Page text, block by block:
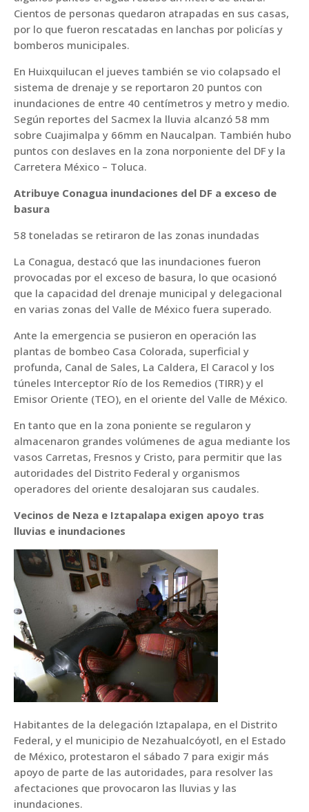
Cientos de personas quedaron atrapadas en sus casas,
por lo que fueron rescatadas en lanchas por policías y
bomberos municipales.
En Huixquilucan el jueves también se vio colapsado el
sistema de drenaje y se reportaron 20 puntos con
inundaciones de entre 40 centímetros y metro y medio.
Según reportes del Sacmex la lluvia alcanzó 58 mm
sobre Cuajimalpa y 66mm en Naucalpan. También hubo
puntos con deslaves en la zona norponiente del DF y la
Carretera México – Toluca.
Atribuye Conagua inundaciones del DF a exceso de
basura
58 toneladas se retiraron de las zonas inundadas
La Conagua, destacó que las inundaciones fueron
provocadas por el exceso de basura, lo que ocasionó
que la capacidad del drenaje municipal y delegacional
en varias zonas del Valle de México fuera superado.
Ante la emergencia se pusieron en operación las
plantas de bombeo Casa Colorada, superficial y
profunda, Canal de Sales, La Caldera, El Caracol y los
túneles Interceptor Río de los Remedios (TIRR) y el
Emisor Oriente (TEO), en el oriente del Valle de México.
En tanto que en la zona poniente se regularon y
almacenaron grandes volúmenes de agua mediante los
vasos Carretas, Fresnos y Cristo, para permitir que las
autoridades del Distrito Federal y organismos
operadores del oriente desalojaran sus caudales.
Vecinos de Neza e Iztapalapa exigen apoyo tras
lluvias e inundaciones
Habitantes de la delegación Iztapalapa, en el Distrito
Federal, y el municipio de Nezahualcóyotl, en el Estado
de México, protestaron el sábado 7 para exigir más
apoyo de parte de las autoridades, para resolver las
afectaciones que provocaron las lluvias y las
inundaciones.